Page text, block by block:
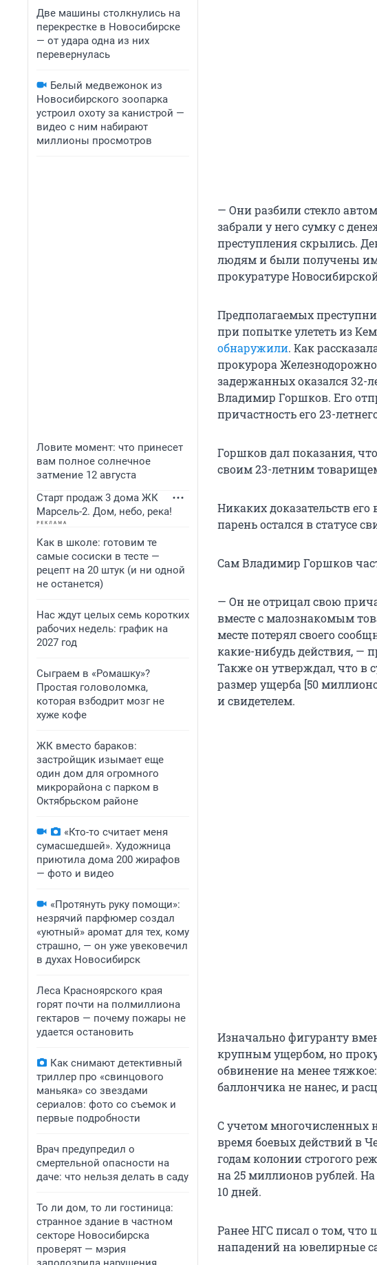
Две машины столкнулись на
перекрестке в Новосибирске
— от удара одна из них
перевернулась
Белый медвежонок из
Новосибирского зоопарка
устроил охоту за канистрой —
видео с ним набирают
миллионы просмотров
Ловите момент: что принесет
вам полное солнечное
затмение 12 августа
Старт продаж 3 дома ЖК
Марсель-2. Дом, небо, река!
Как в школе: готовим те
самые сосиски в тесте —
рецепт на 20 штук (и ни одной
не останется)
Нас ждут целых семь коротких
рабочих недель: график на
2027 год
Сыграем в «Ромашку»?
Простая головоломка,
которая взбодрит мозг не
хуже кофе
ЖК вместо бараков:
застройщик изымает еще
один дом для огромного
микрорайона с парком в
Октябрьском районе
«Кто-то считает меня
сумасшедшей». Художница
приютила дома 200 жирафов
— фото и видео
«Протянуть руку помощи»:
незрячий парфюмер создал
«уютный» аромат для тех, кому
страшно, — он уже увековечил
в духах Новосибирск
Леса Красноярского края
горят почти на полмиллиона
гектаров — почему пожары не
удается остановить
Как снимают детективный
триллер про «свинцового
маньяка» со звездами
сериалов: фото со съемок и
первые подробности
Врач предупредил о
смертельной опасности на
даче: что нельзя делать в саду
То ли дом, то ли гостиница:
странное здание в частном
секторе Новосибирска
проверят — мэрия
— Они разбили стекло
забрали у него сумку с
преступления скрылись.
людям и были получены
прокуратуре
Предполагаемых
при попытке улететь из
обнаружили. Как
прокурора
задержанных оказался 32-
Владимир Горшков. Его
причастность его 23-
Горшков дал показания,
своим 23-летним
Никаких доказательств
парень остался в статусе
Сам Владимир Горшков
— Он не отрицал свою
вместе с малознакомым
месте потерял своего
какие-нибудь действия, —
Также он утверждал, что в
размер ущерба [50
и свидетелем.
Изначально фигуранту
крупным ущербом, но
обвинение на менее
баллончика не нанес, и
С учетом многочисленных
время боевых действий в
годам колонии строгого
на 25 миллионов рублей.
10 дней.
Ранее НГС писал о том, что
нападений на ювелирные